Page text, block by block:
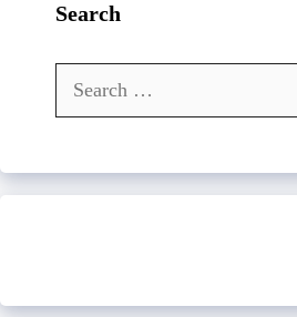
Search
Search
for: